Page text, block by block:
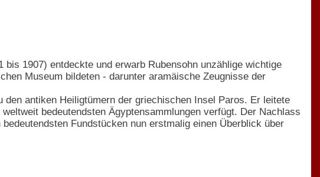
1907) entdeckte und erwarb Rubensohn unzählige wichtige
Museum bildeten - darunter aramäische Zeugnisse der
antiken Heiligtümern der griechischen Insel Paros. Er leitete
bedeutendsten Ägyptensammlungen verfügt. Der Nachlass
Fundstücken nun erstmalig einen Überblick über